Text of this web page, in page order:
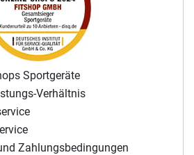
Sportgeräte
Verhältnis
Zahlungsbedingungen